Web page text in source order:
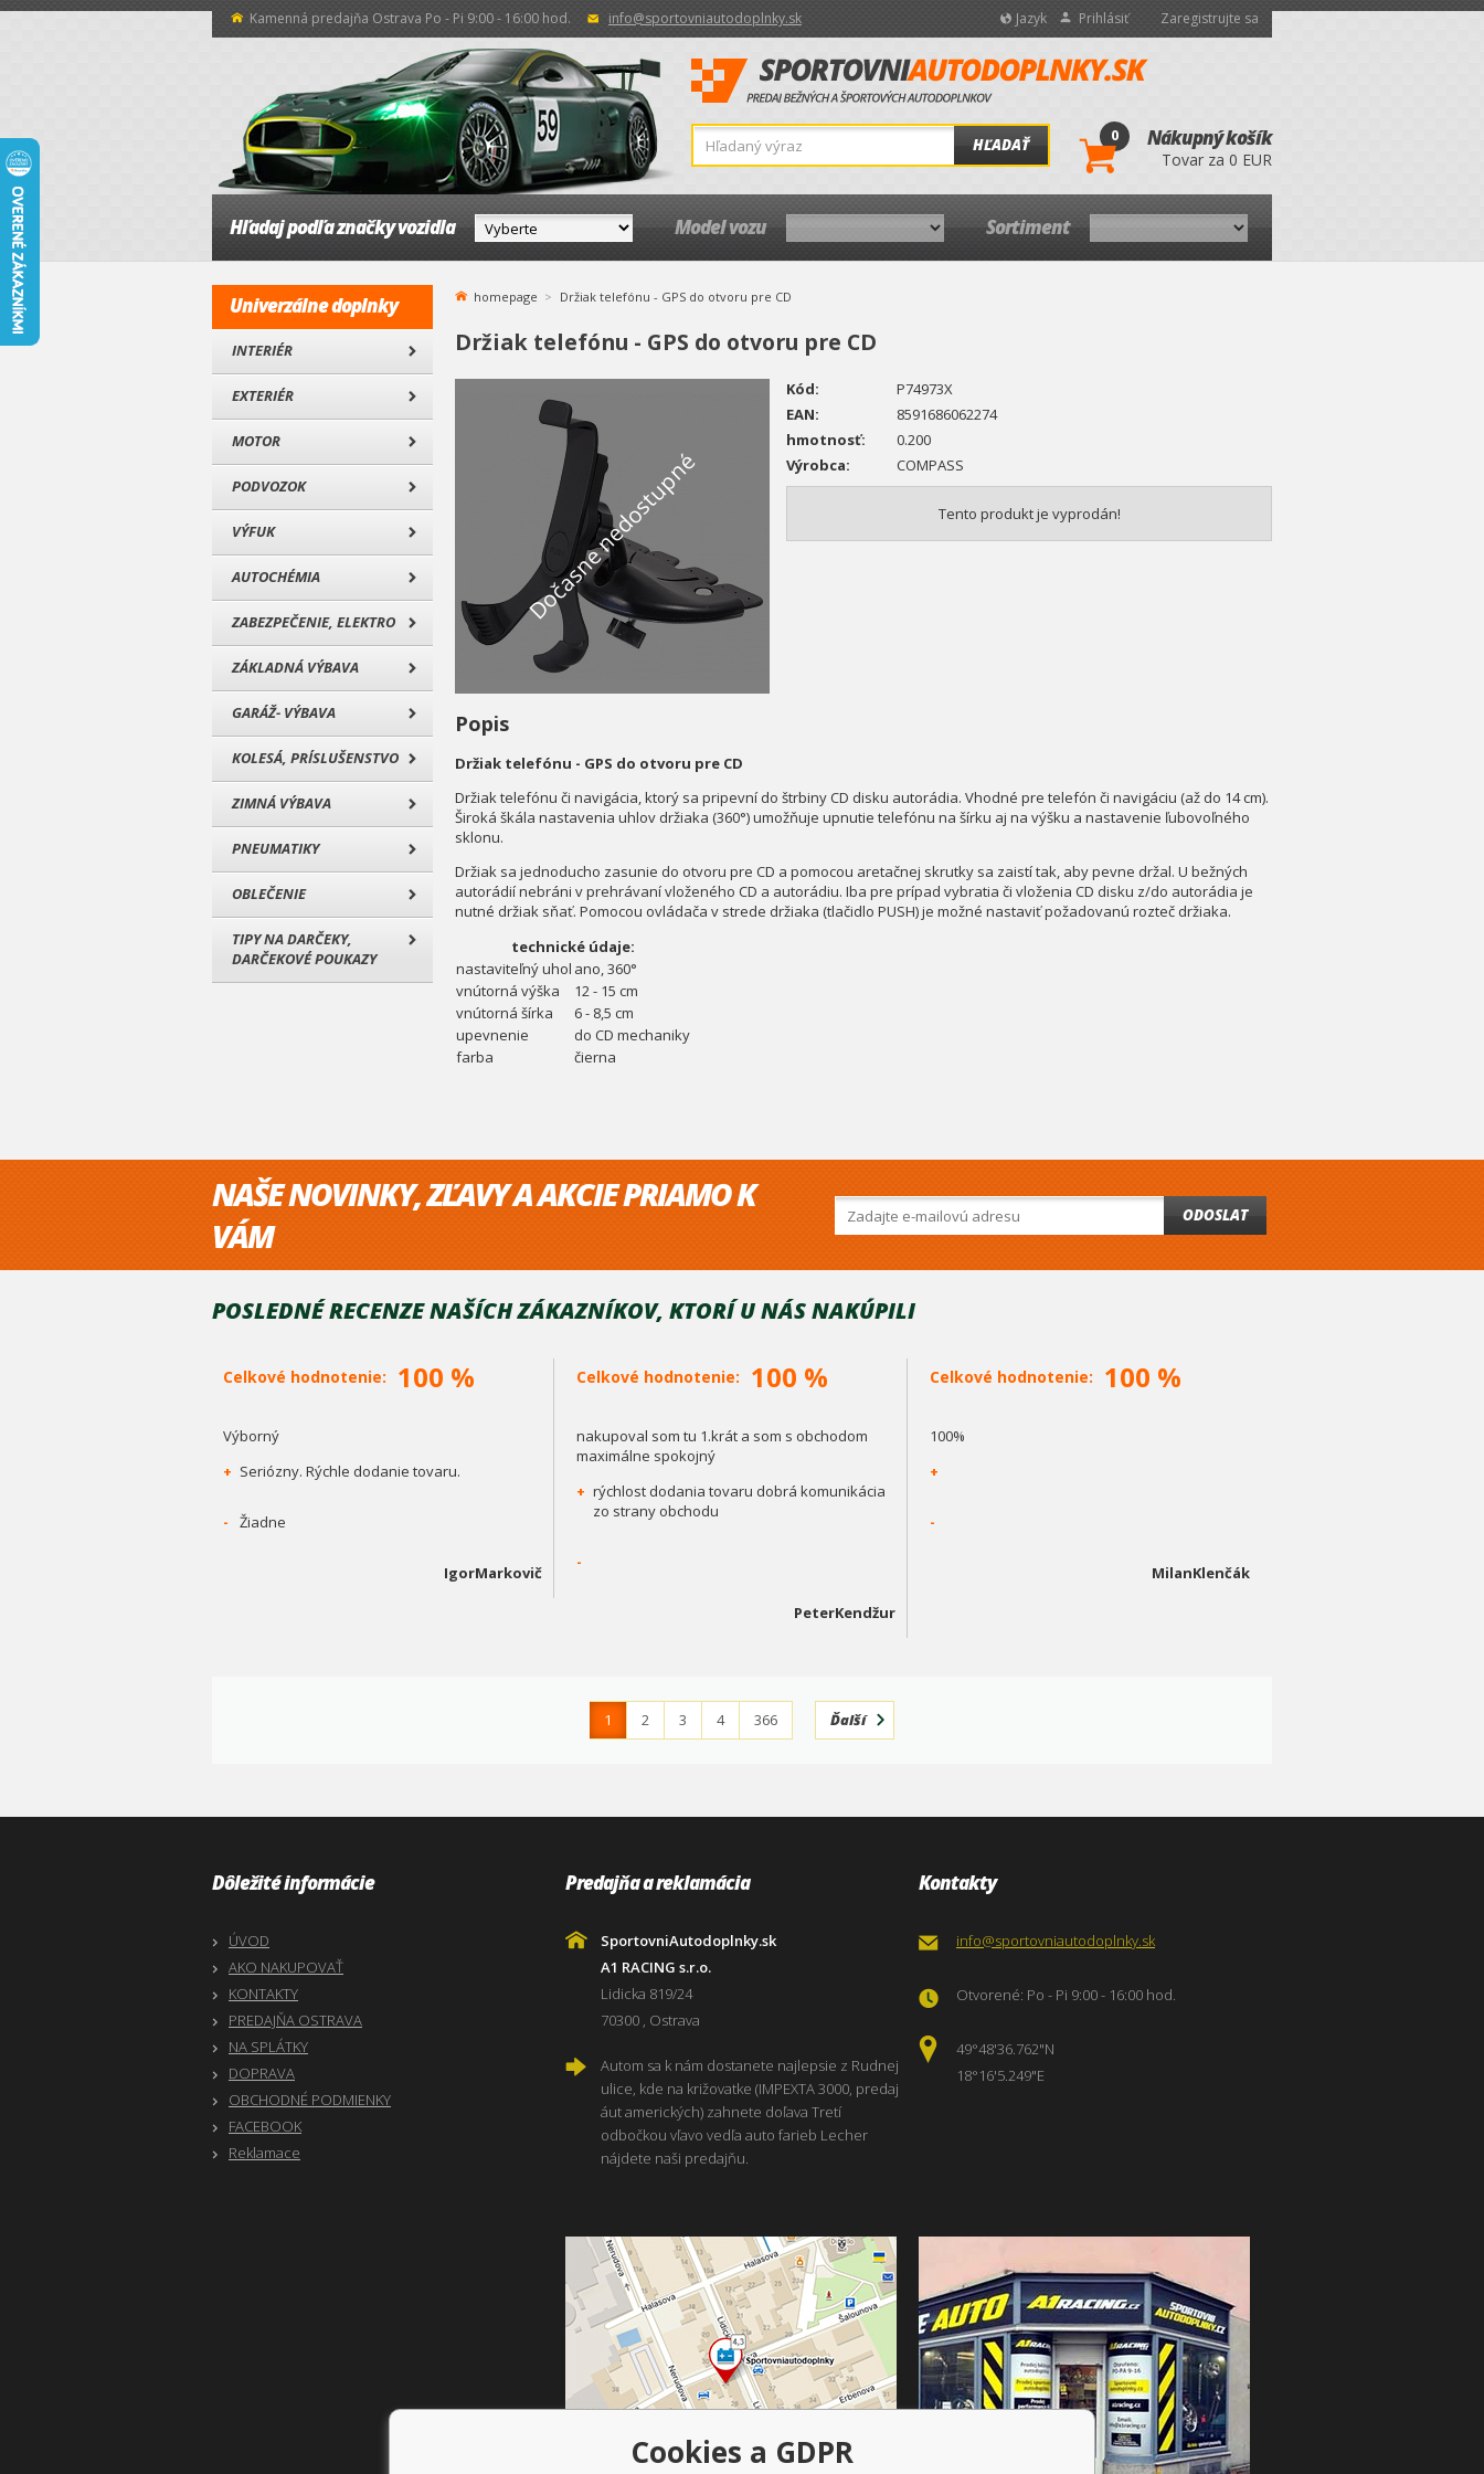
Kamenná predajňa Ostrava Po - Pi 9:00 - 16:00 hod. info@sportovniautodoplnky.sk Jazyk Prihlásiť Zaregistrujte sa
HĽADAŤ 0 Nákupný košík
Tovar za 0 EUR
Hľadaj podľa značky vozidla Model vozu Sortiment
Univerzálne doplnky
INTERIÉR
EXTERIÉR
MOTOR
PODVOZOK
VÝFUK
AUTOCHÉMIA
ZABEZPEČENIE, ELEKTRO
ZÁKLADNÁ VÝBAVA
GARÁŽ- VÝBAVA
KOLESÁ, PRÍSLUŠENSTVO
ZIMNÁ VÝBAVA
PNEUMATIKY
OBLEČENIE
TIPY NA DARČEKY,
DARČEKOVÉ POUKAZY
homepage Držiak telefónu - GPS do otvoru pre CD
Držiak telefónu - GPS do otvoru pre CD
Dočasne nedostupné
Kód:
P74973X
EAN:
8591686062274
hmotnosť:
0.200
Výrobca:
COMPASS
Tento produkt je vyprodán!
Popis
Držiak telefónu - GPS do otvoru pre CD
Držiak telefónu či navigácia, ktorý sa pripevní do štrbiny CD disku autorádia. Vhodné pre telefón či navigáciu (až do 14 cm).
Široká škála nastavenia uhlov držiaka (360°) umožňuje upnutie telefónu na šírku aj na výšku a nastavenie ľubovoľného
sklonu.
Držiak sa jednoducho zasunie do otvoru pre CD a pomocou aretačnej skrutky sa zaistí tak, aby pevne držal. U bežných
autorádií nebráni v prehrávaní vloženého CD a autorádiu. Iba pre prípad vybratia či vloženia CD disku z/do autorádia je
nutné držiak sňať. Pomocou ovládača v strede držiaka (tlačidlo PUSH) je možné nastaviť požadovanú rozteč držiaka.
technické údaje:
nastaviteľný uhol ano, 360°
vnútorná výška
12 - 15 cm
vnútorná šírka
6 - 8,5 cm
upevnenie
do CD mechaniky
farba
čierna
NAŠE NOVINKY, ZĽAVY A AKCIE PRIAMO K
VÁM
ODOSLAT
POSLEDNÉ RECENZE NAŠÍCH ZÁKAZNÍKOV, KTORÍ U NÁS NAKÚPILI
Celkové hodnotenie: 100 %
Výborný
+ Seriózny. Rýchle dodanie tovaru.
- Žiadne
IgorMarkovič
Celkové hodnotenie: 100 %
nakupoval som tu 1.krát a som s obchodom
maximálne spokojný
+ rýchlost dodania tovaru dobrá komunikácia
zo strany obchodu
-
PeterKendžur
Celkové hodnotenie: 100 %
100%
+
-
MilanKlenčák
1 2 3 4 366 Ďalší
Dôležité informácie
ÚVOD
AKO NAKUPOVAŤ
KONTAKTY
PREDAJŇA OSTRAVA
NA SPLÁTKY
DOPRAVA
OBCHODNÉ PODMIENKY
FACEBOOK
Reklamace
Predajňa a reklamácia
SportovniAutodoplnky.sk
A1 RACING s.r.o.
Lidicka 819/24
70300 , Ostrava
Autom sa k nám dostanete najlepsie z Rudnej
ulice, kde na križovatke (IMPEXTA 3000, predaj
áut amerických) zahnete doľava Tretí
odbočkou vľavo vedľa auto farieb Lecher
nájdete naši predajňu.
Kontakty
info@sportovniautodoplnky.sk
Otvorené: Po - Pi 9:00 - 16:00 hod.
49°48'36.762"N
18°16'5.249"E
Cookies a GDPR